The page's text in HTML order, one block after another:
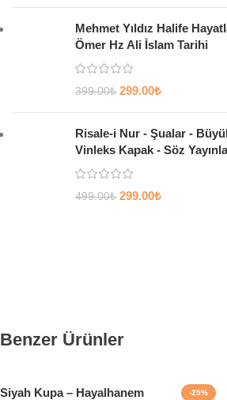
Mehmet Yıldız Halife
Ömer Hz Ali İslam Tarihi
399.00₺ 299.00₺
Risale-i Nur - Şualar -
Vinleks Kapak - Söz
499.00₺ 299.00₺
Benzer Ürünler
Siyah Kupa – Hayalhanem
-25%